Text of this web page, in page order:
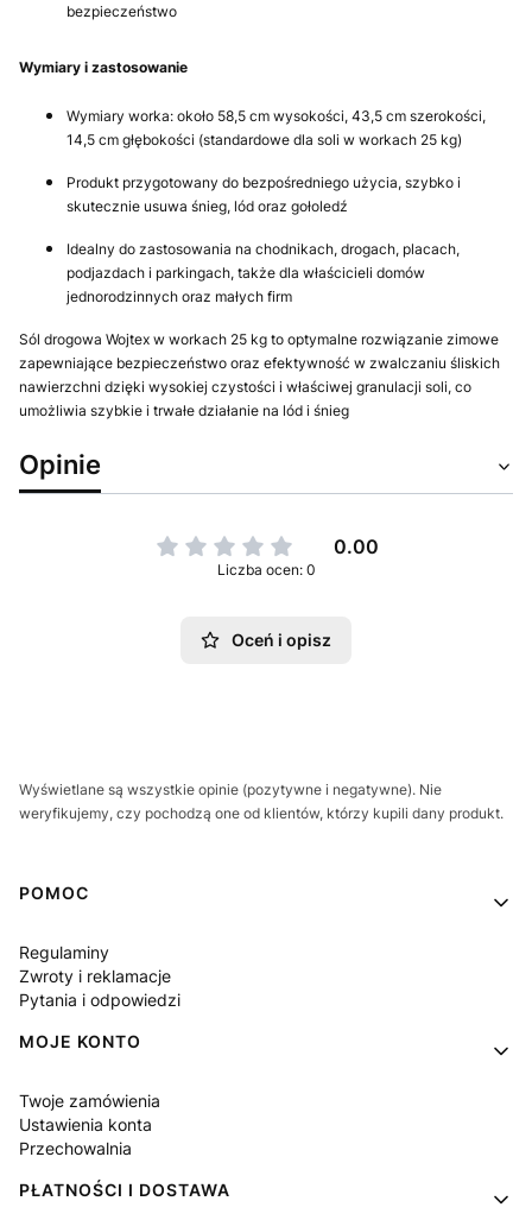
bezpieczeństwo
Wymiary i zastosowanie
Wymiary worka: około 58,5 cm wysokości, 43,5 cm szerokości,
14,5 cm głębokości (standardowe dla soli w workach 25 kg)
Produkt przygotowany do bezpośredniego użycia, szybko i
skutecznie usuwa śnieg, lód oraz gołoledź
Idealny do zastosowania na chodnikach, drogach, placach,
podjazdach i parkingach, także dla właścicieli domów
jednorodzinnych oraz małych firm
Sól drogowa Wojtex w workach 25 kg to optymalne rozwiązanie zimowe
zapewniające bezpieczeństwo oraz efektywność w zwalczaniu śliskich
nawierzchni dzięki wysokiej czystości i właściwej granulacji soli, co
umożliwia szybkie i trwałe działanie na lód i śnieg
Opinie
0.00
Liczba ocen: 0
Oceń i opisz
Wyświetlane są wszystkie opinie (pozytywne i negatywne). Nie
weryfikujemy, czy pochodzą one od klientów, którzy kupili dany produkt.
Linki w stopce
POMOC
Regulaminy
Zwroty i reklamacje
Pytania i odpowiedzi
MOJE KONTO
Twoje zamówienia
Ustawienia konta
Przechowalnia
PŁATNOŚCI I DOSTAWA